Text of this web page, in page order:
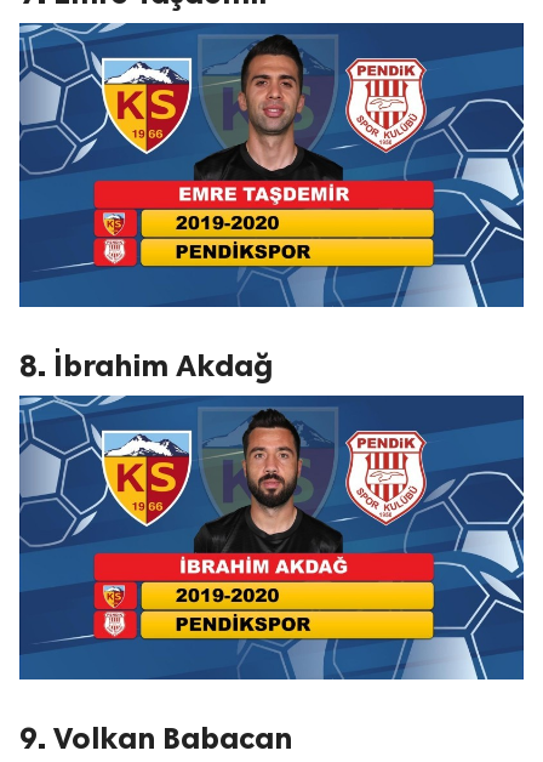
8. İbrahim Akdağ
9. Volkan Babacan